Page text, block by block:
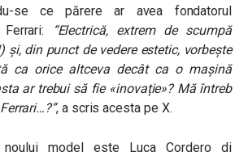
se ce părere ar avea fondatorul
“Electrică, extrem de scumpă
și, din punct de vedere estetic, vorbește
ca orice altceva decât ca o mașină
ar trebui să fie «inovație»? Mă întreb
, a scris acesta pe X.
model este Luca Cordero di